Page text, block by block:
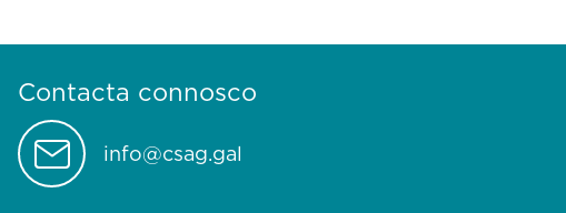
Contacta connosco
info@csag.gal